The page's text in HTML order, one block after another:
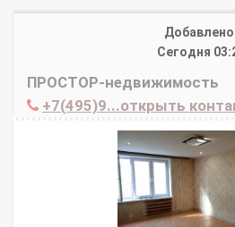
Сегодня
ПРОСТОР-недвижимость
+7(495)9...открыть